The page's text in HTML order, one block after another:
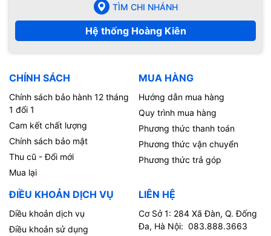
TÌM CHI NHÁNH
Hệ thống Hoàng Kiên
CHÍNH SÁCH
Chính sách bảo hành 12 tháng
1 đổi 1
Cam kết chất lượng
Chính sách bảo mật
Thu cũ - Đổi mới
Mua lại
MUA HÀNG
Hướng dẫn mua hàng
Quy trình mua hàng
Phương thức thanh toán
Phương thức vận chuyển
Phương thức trả góp
ĐIỀU KHOẢN DỊCH VỤ
Diều khoản dịch vụ
Điều khoản sử dụng
LIÊN HỆ
Cơ Sở 1: 284 Xã Đàn, Q. Đống
Đa, Hà Nội: 083.888.3663